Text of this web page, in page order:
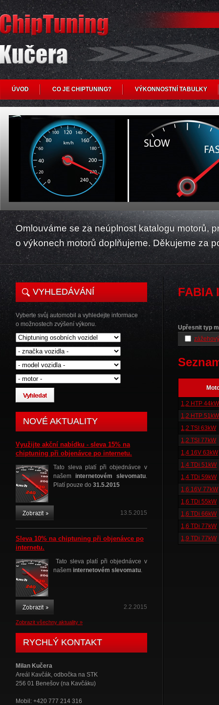
ÚVOD CO JE CHIPTUNING? VÝKONNOSTNÍ TABULKY
Omlouváme se za neúplnost katalogu motorů,
o výkonech motorů doplňujeme. Děkujeme za
VYHLEDÁVÁNÍ
Vyberte svůj automobil a vyhledejte informace
o možnostech zvýšení výkonu.
NOVÉ AKTUALITY
Využijte akční nabídku - sleva 15% na
chiptuning při objenávce po internetu.
Tato sleva platí při objednávce v
našem internetovém slevomatu.
Platí pouze do 31.5.2015
13.5.2015
Sleva 10% na chiptuning při objenávce po
internetu.
Tato sleva platí při objednávce v
našem internetovém slevomatu.
2.2.2015
Zobrazit všechny aktuality »
RYCHLÝ KONTAKT
Milan Kučera
Areál Kavčák, odbočka na STK
256 01 Benešov (na Kavčáku)
Mobil: +420 777 214 316
FABIA
Upřesnit typ
1,2 HTP 44kW
1,2 HTP 51kW
1,2 TSI 63kW
1,2 TSI 77kW
1,4 16V 63kW
1,4 TDi 51kW
1,4 TDi 59kW
1,6 16V 77kW
1,6 TDi 55kW
1,6 TDi 66kW
1,6 TDi 77kW
1,9 TDi 77kW